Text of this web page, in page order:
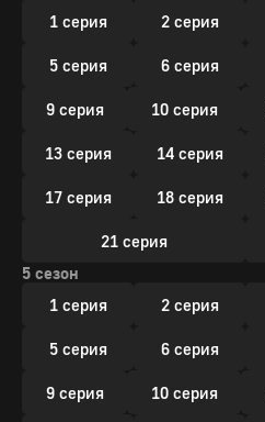
1 серия
2 серия
5 серия 6 серия
9 серия 10 серия
13 серия 14 серия
17 серия 18 серия
21 серия
5 сезон
1 серия
2 серия
5 серия 6 серия
9 серия 10 серия